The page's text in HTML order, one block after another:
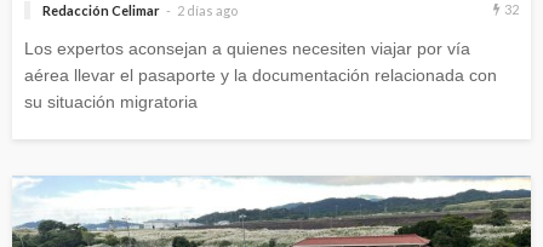
Redacción Celimar 2 días ago 32
Los expertos aconsejan a quienes necesiten viajar por vía
aérea llevar el pasaporte y la documentación relacionada con
su situación migratoria